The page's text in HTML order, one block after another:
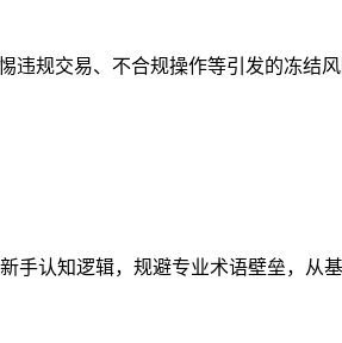
规交易、不合规操作等引发的冻结
手认知逻辑，规避专业术语壁垒，从